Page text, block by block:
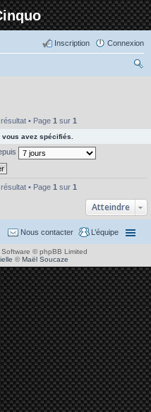
Connexion
Inscription
• Page 1 sur 1
avez spécifiés.
• Page 1 sur 1
Atteindre
L’équipe
Nous contacter
© phpBB Limited
©Maël Soucaze